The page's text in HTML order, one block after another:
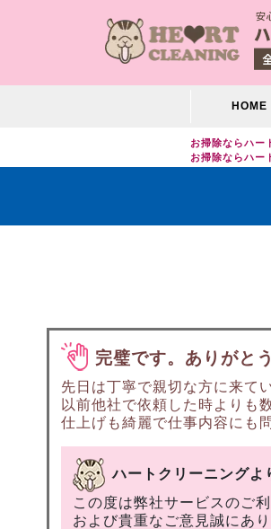
HOME
お掃除ならハー
お掃除ならハー
完璧です。ありがと
先日は丁寧で親切な方に来て
以前他社で依頼した時よりも
仕上げも綺麗で仕事内容にも
ハートクリーニングよ
この度は弊社サービスのご利
および貴重なご意見誠にあ